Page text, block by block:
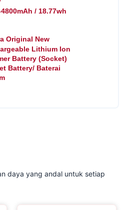
/ 18.77wh
Original New
Lithium Ion
Battery (Socket)
Battery/ Baterai
daya yang andal untuk setiap